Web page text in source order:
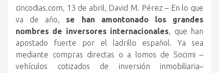
cincodias.com, 13 de abril, David M. Pérez – En lo que
va de año, se han amontonado los grandes
nombres de inversores internacionales, que han
apostado fuerte por el ladrillo español. Ya sea
mediante compras directas o a lomos de Socimi –
vehículos cotizados de inversión inmobiliaria–